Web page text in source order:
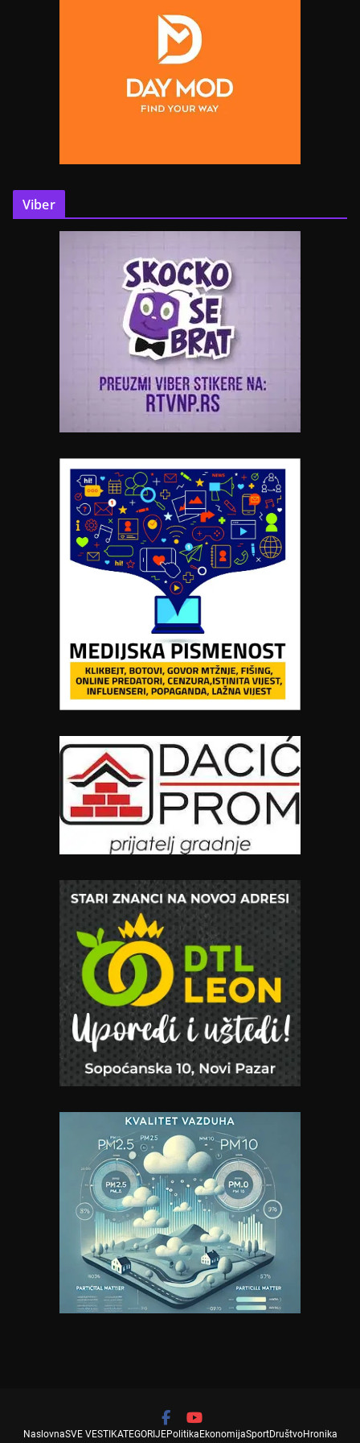
Viber
NaslovnaSVE VESTI KATEGORIJEPolitika EkonomijaSportDruštvoHronika